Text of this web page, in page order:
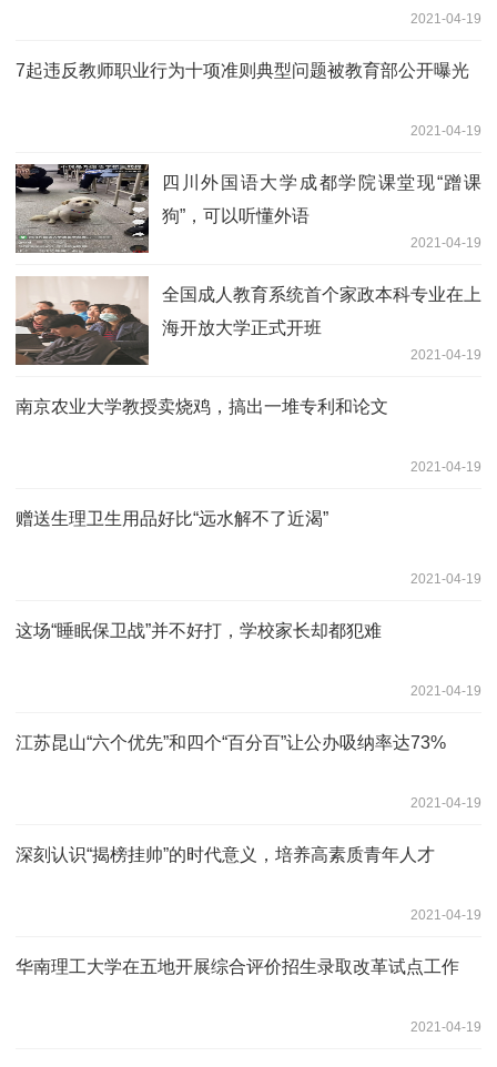
2021-04-19
7起违反教师职业行为十项准则典型问题被教育部公开曝光
2021-04-19
四川外国语大学成都学院课堂现“蹭课
狗”，可以听懂外语
2021-04-19
全国成人教育系统首个家政本科专业在上
海开放大学正式开班
2021-04-19
南京农业大学教授卖烧鸡，搞出一堆专利和论文
2021-04-19
赠送生理卫生用品好比“远水解不了近渴”
2021-04-19
这场“睡眠保卫战”并不好打，学校家长却都犯难
2021-04-19
江苏昆山“六个优先”和四个“百分百”让公办吸纳率达73%
2021-04-19
深刻认识“揭榜挂帅”的时代意义，培养高素质青年人才
2021-04-19
华南理工大学在五地开展综合评价招生录取改革试点工作
2021-04-19